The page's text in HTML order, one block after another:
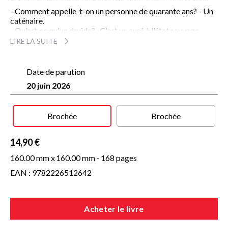
- Comment appelle-t-on un personne de quarante ans? - Un
caténaire.
- Qu'est ce qu'un druide?- C'est un curé à l'état sauvage.
- Donne le nom de cinq océans.- L'océan actif, le passif, le
qu'il voulait qu'on ne regarde jamais la lune. Le médecin est
allé au chevet du mourant et lui a fait une piqûre de mort
LIRE LA SUITE
Date de parution
20 juin 2026
Brochée Brochée
14,90 €
160.00 mm x160.00 mm- 168 pages
EAN : 9782226512642
Acheter le livre